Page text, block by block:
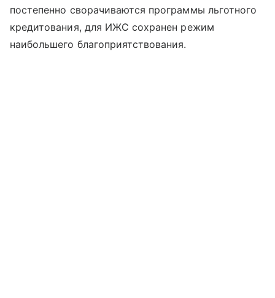
постепенно сворачиваются программы льготного
кредитования, для ИЖС сохранен режим
наибольшего благоприятствования.